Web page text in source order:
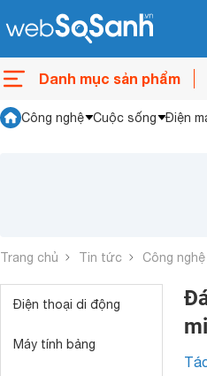
Danh mục sản phẩm
Công nghệ Cuộc sống Điện
Trang chủ Tin tức Công nghệ
Điện thoại di động
Máy tính bảng